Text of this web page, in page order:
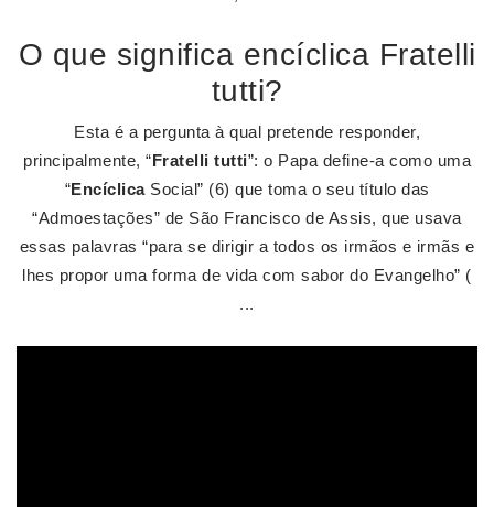
O que significa encíclica Fratelli
tutti?
Esta é a pergunta à qual pretende responder,
principalmente, “Fratelli tutti”: o Papa define-a como uma
“EncíclicaSocial” (6) que toma o seu título das
“Admoestações” de São Francisco de Assis, que usava
essas palavras “para se dirigir a todos os irmãos e irmãs e
lhes propor uma forma de vida com sabor do Evangelho” (
...